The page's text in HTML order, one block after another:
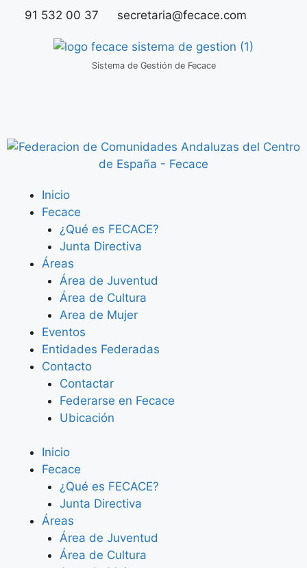
91 532 00 37 secretaria@fecace.com
Sistema de Gestión de Fecace
Inicio
Fecace
¿Qué es FECACE?
Junta Directiva
Áreas
Área de Juventud
Área de Cultura
Area de Mujer
Eventos
Entidades Federadas
Contacto
Contactar
Federarse en Fecace
Ubicación
Inicio
Fecace
¿Qué es FECACE?
Junta Directiva
Áreas
Área de Juventud
Área de Cultura